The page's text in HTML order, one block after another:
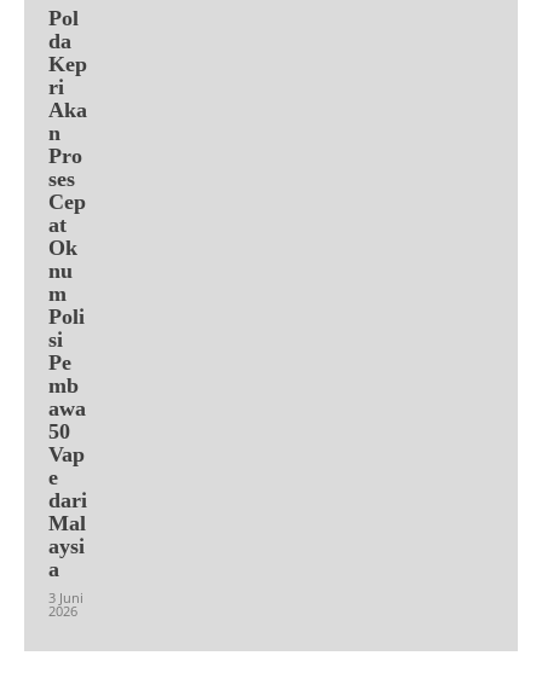
Pol
da
Kep
ri
Aka
n
Pro
ses
Cep
at
Ok
nu
m
Poli
si
Pe
mb
awa
50
Vap
e
dari
Mal
aysi
a
3 Juni
2026